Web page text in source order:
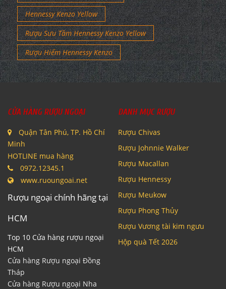
Hennessy Kenzo Yellow
Rượu Sưu Tầm Hennessy Kenzo Yellow
Rượu Hiếm Hennessy Kenzo
CỬA HÀNG RƯỢU NGOẠI
Quận Tân Phú, TP. Hồ Chí
Minh
HOTLINE mua hàng
0972.12345.1
www.ruoungoai.net
Rượu ngoại chính hãng tại
HCM
Top 10 Cửa hàng rượu ngoại
HCM
Cửa hàng Rượu ngoại Đồng
Tháp
Cửa hàng Rượu ngoại Nha
DANH MỤC RƯỢU
Rượu Chivas
Rượu Johnnie Walker
Rượu Macallan
Rượu Hennessy
Rượu Meukow
Rượu Phong Thủy
Rượu Vương tài kim ngưu
Hộp quà Tết 2026